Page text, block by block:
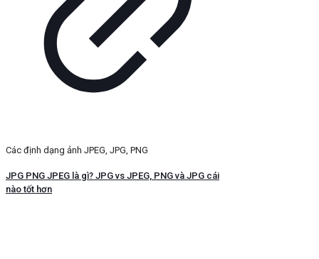
Các định dạng ảnh JPEG, JPG, PNG
JPG PNG JPEG là gì? JPG vs JPEG, PNG và JPG cái
nào tốt hơn